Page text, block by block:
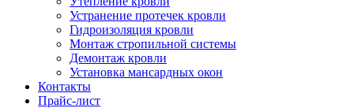
Устранение протечек кровли
Гидроизоляция кровли
Монтаж стропильной системы
Демонтаж кровли
Установка мансардных окон
Контакты
Прайс-лист